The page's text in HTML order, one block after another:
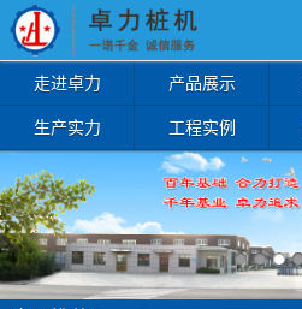
走进卓力 产品展示
生产实力 工程实例